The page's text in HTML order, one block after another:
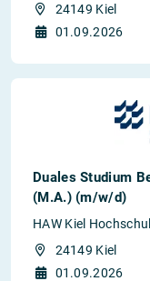
24149 Kiel
01.09.2026
Duales Studium
(M.A.) (m/w/d)
HAW Kiel
24149 Kiel
01.09.2026